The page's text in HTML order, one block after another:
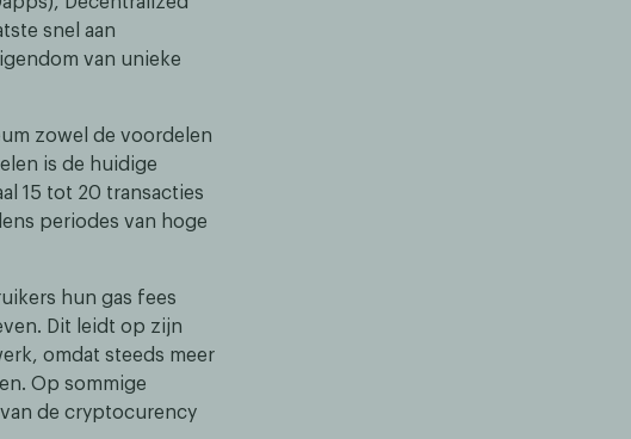
snel aan
van unieke
zowel de voordelen
is de huidige
15 tot 20 transacties
periodes van hoge
hun gas fees
Dit leidt op zijn
omdat steeds meer
Op sommige
de cryptocurency